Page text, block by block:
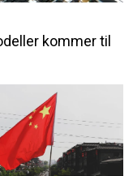
kommer til